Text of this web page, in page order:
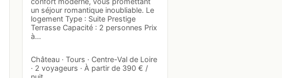
un séjour romantique inoubliable. Le
logement Type : Suite Prestige
Terrasse Capacité : 2 personnes Prix
à…
Château · Tours · Centre-Val de Loire
· 2 voyageurs · À partir de 390 € /